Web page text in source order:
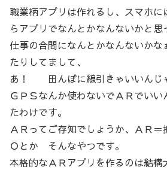
職業柄アプリは作れるし、スマホ
らアプリでなんとかなんないかと思
仕事の合間になんとかなんないかな
たりしてまして、
あ！ 田んぼに線引きゃいいんじ
ＧＰＳなんか使わないでＡＲでい
たわけです。
ＡＲってご存知でしょうか、ＡＲ
Ｏとか そんなやつです。
本格的なＡＲアプリを作るのは結構